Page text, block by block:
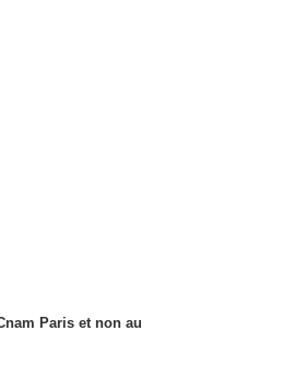
Paris et non au